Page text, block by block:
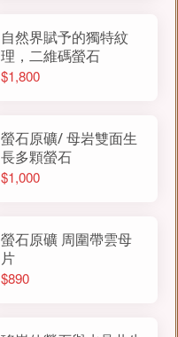
自然界賦予的獨特紋
理，二維碼螢石
$1,800
螢石原礦/ 母岩雙面生
長多顆螢石
$1,000
螢石原礦 周圍帶雲母
片
$890